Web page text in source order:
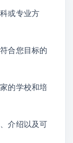
或专业方
合您目标的
的学校和培
介绍以及可